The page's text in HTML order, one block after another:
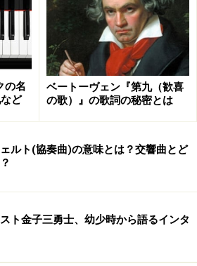
ラヴェル)
界への、照射と哀惜と慈しみ。細
な表現が見事。
ニーホール 大ホール
のです。最新の内容をご確認くださ
の名
ど
ベートーヴェン『第九（歓喜
の歌）』の歌詞の秘密とは
ルト(協奏曲)の意味とは？交響曲とど
ト金子三勇士、幼少時から語るインタ